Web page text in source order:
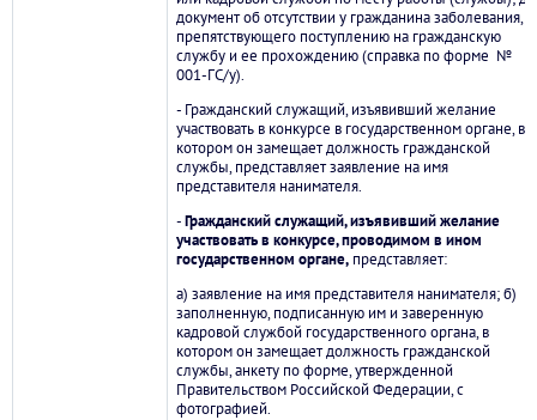
документ об отсутствии у гражданина заболевания,
препятствующего поступлению на гражданскую
службу и ее прохождению (справка по форме №
001-ГС/у).
- Гражданский служащий, изъявивший желание
участвовать в конкурсе в государственном органе, в
котором он замещает должность гражданской
службы, представляет заявление на имя
представителя нанимателя.
-Гражданский служащий, изъявивший желание
участвовать в конкурсе, проводимом в ином
государственном органе,представляет:
а) заявление на имя представителя нанимателя; б)
заполненную, подписанную им и заверенную
кадровой службой государственного органа, в
котором он замещает должность гражданской
службы, анкету по форме, утвержденной
Правительством Российской Федерации, с
фотографией.